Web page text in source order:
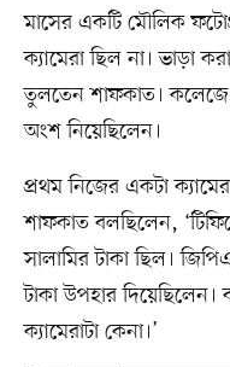
মাসের একটি মৌলিক
ক্যামেরা ছিল না। ভাড়া
তুলতেন শাফকাত। কলেজে
অংশ নিয়েছিলেন।
প্রথম নিজের একটা
শাফকাত বলছিলেন,
সালামির টাকা ছিল।
টাকা উপহার দিয়েছিলেন।
ক্যামেরাটা কেনা।’